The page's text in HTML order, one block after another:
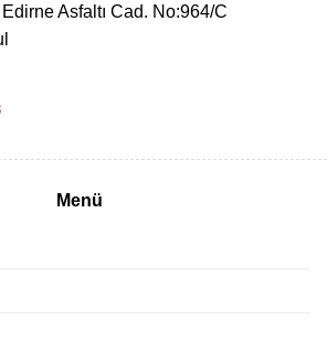
Asfaltı Cad. No:964/C
Menü